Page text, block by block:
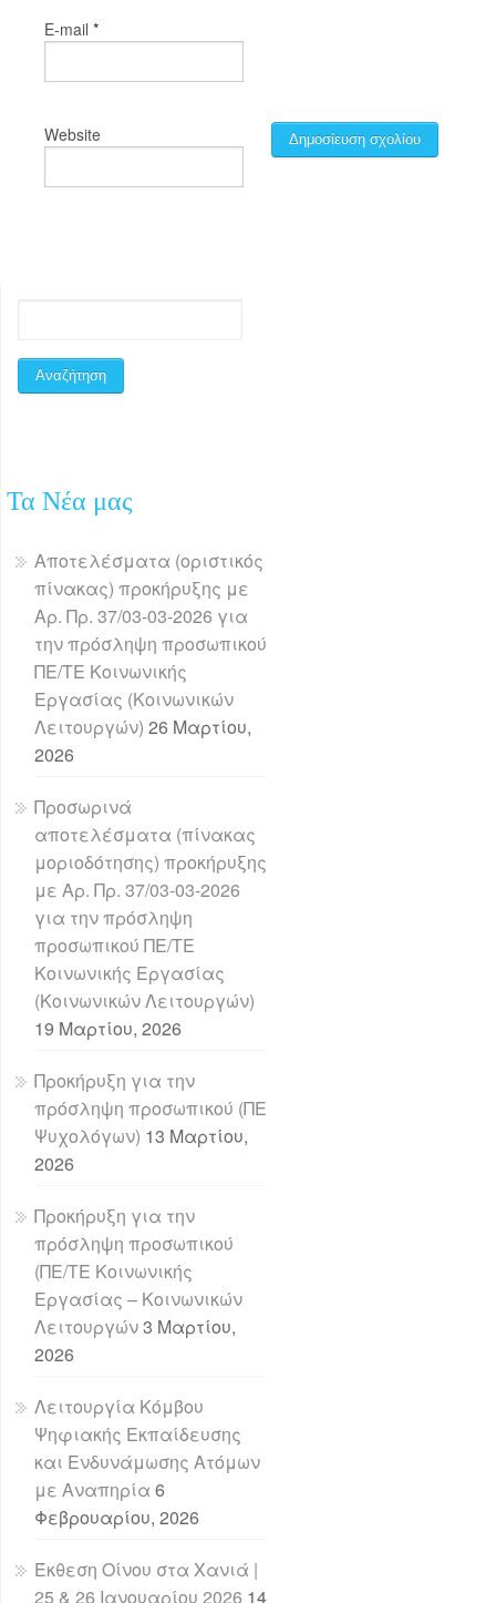
E-mail *
Website
Τα Νέα μας
Αποτελέσματα (οριστικός
πίνακας) προκήρυξης με
Αρ. Πρ. 37/03-03-2026 για
την πρόσληψη προσωπικού
ΠΕ/ΤΕ Κοινωνικής
Εργασίας (Κοινωνικών
Λειτουργών) 26 Μαρτίου,
2026
Προσωρινά
αποτελέσματα (πίνακας
μοριοδότησης) προκήρυξης
με Αρ. Πρ. 37/03-03-2026
για την πρόσληψη
προσωπικού ΠΕ/ΤΕ
Κοινωνικής Εργασίας
(Κοινωνικών Λειτουργών)
19 Μαρτίου, 2026
Προκήρυξη για την
πρόσληψη προσωπικού (ΠΕ
Ψυχολόγων) 13 Μαρτίου,
2026
Προκήρυξη για την
πρόσληψη προσωπικού
(ΠΕ/ΤΕ Κοινωνικής
Εργασίας – Κοινωνικών
Λειτουργών3 Μαρτίου,
2026
Λειτουργία Κόμβου
Ψηφιακής Εκπαίδευσης
και Ενδυνάμωσης Ατόμων
με Αναπηρία 6
Φεβρουαρίου, 2026
Έκθεση Οίνου στα Χανιά |
25 & 26 Ιανουαρίου 2026 14